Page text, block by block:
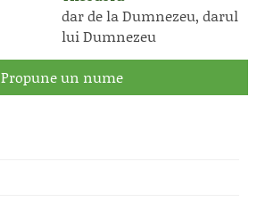
dar de la Dumnezeu, darul
lui Dumnezeu
Propune un nume